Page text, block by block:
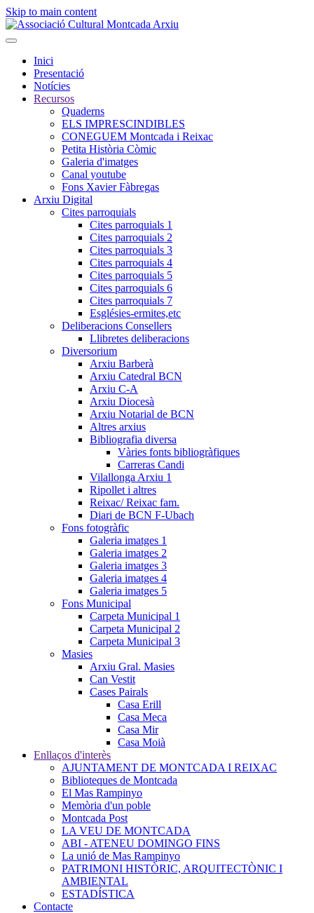
Skip to main content
Inici
Presentació
Notícies
Recursos
Quaderns
ELS IMPRESCINDIBLES
CONEGUEM Montcada i Reixac
Petita Història Còmic
Galeria d'imatges
Canal youtube
Fons Xavier Fàbregas
Arxiu Digital
Cites parroquials
Cites parroquials 1
Cites parroquials 2
Cites parroquials 3
Cites parroquials 4
Cites parroquials 5
Cites parroquials 6
Cites parroquials 7
Esglésies-ermites,etc
Deliberacions Consellers
Llibretes deliberacions
Diversorium
Arxiu Barberà
Arxiu Catedral BCN
Arxiu C-A
Arxiu Diocesà
Arxiu Notarial de BCN
Altres arxius
Bibliografia diversa
Vàries fonts bibliogràfiques
Carreras Candi
Vilallonga Arxiu 1
Ripollet i altres
Reixac/ Reixac fam.
Diari de BCN F-Ubach
Fons fotogràfic
Galeria imatges 1
Galeria imatges 2
Galeria imatges 3
Galeria imatges 4
Galeria imatges 5
Fons Municipal
Carpeta Municipal 1
Carpeta Municipal 2
Carpeta Municipal 3
Masies
Arxiu Gral. Masies
Can Vestit
Cases Pairals
Casa Erill
Casa Meca
Casa Mir
Casa Moià
Enllaços d'interès
AJUNTAMENT DE MONTCADA I REIXAC
Biblioteques de Montcada
El Mas Rampinyo
Memòria d'un poble
Montcada Post
LA VEU DE MONTCADA
ABI - ATENEU DOMINGO FINS
La unió de Mas Rampinyo
PATRIMONI HISTÒRIC, ARQUITECTÒNIC I
AMBIENTAL
ESTADÍSTICA
Contacte